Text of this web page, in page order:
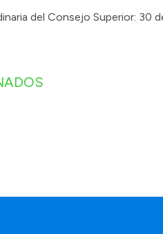
del Consejo Superior: 30